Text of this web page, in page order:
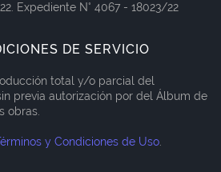
Expediente N° 4067 - 18023/22
DE SERVICIO
total y/o parcial del
previa autorización por del Álbum de
obras.
y Condiciones de Uso.